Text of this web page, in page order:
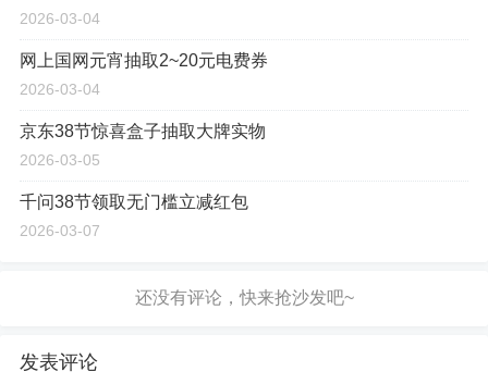
2026-03-04
网上国网元宵抽取2~20元电费券
2026-03-04
京东38节惊喜盒子抽取大牌实物
2026-03-05
千问38节领取无门槛立减红包
2026-03-07
发表评论